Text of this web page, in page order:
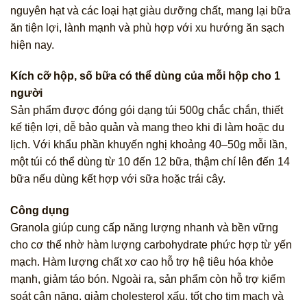
nguyên hạt và các loại hạt giàu dưỡng chất, mang lại bữa
ăn tiện lợi, lành mạnh và phù hợp với xu hướng ăn sạch
hiện nay.
Kích cỡ hộp, số bữa có thể dùng của mỗi hộp cho 1
người
Sản phẩm được đóng gói dạng túi 500g chắc chắn, thiết
kế tiện lợi, dễ bảo quản và mang theo khi đi làm hoặc du
lịch. Với khẩu phần khuyến nghị khoảng 40–50g mỗi lần,
một túi có thể dùng từ 10 đến 12 bữa, thậm chí lên đến 14
bữa nếu dùng kết hợp với sữa hoặc trái cây.
Công dụng
Granola giúp cung cấp năng lượng nhanh và bền vững
cho cơ thể nhờ hàm lượng carbohydrate phức hợp từ yến
mạch. Hàm lượng chất xơ cao hỗ trợ hệ tiêu hóa khỏe
mạnh, giảm táo bón. Ngoài ra, sản phẩm còn hỗ trợ kiểm
soát cân nặng, giảm cholesterol xấu, tốt cho tim mạch và